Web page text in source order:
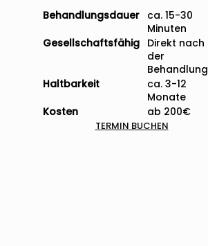
Behandlungsdauer ca. 15-30
Minuten
Gesellschaftsfähig Direkt nach
der
Behandlung
Haltbarkeit
ca. 3-12
Monate
Kosten
ab 200€
TERMIN BUCHEN